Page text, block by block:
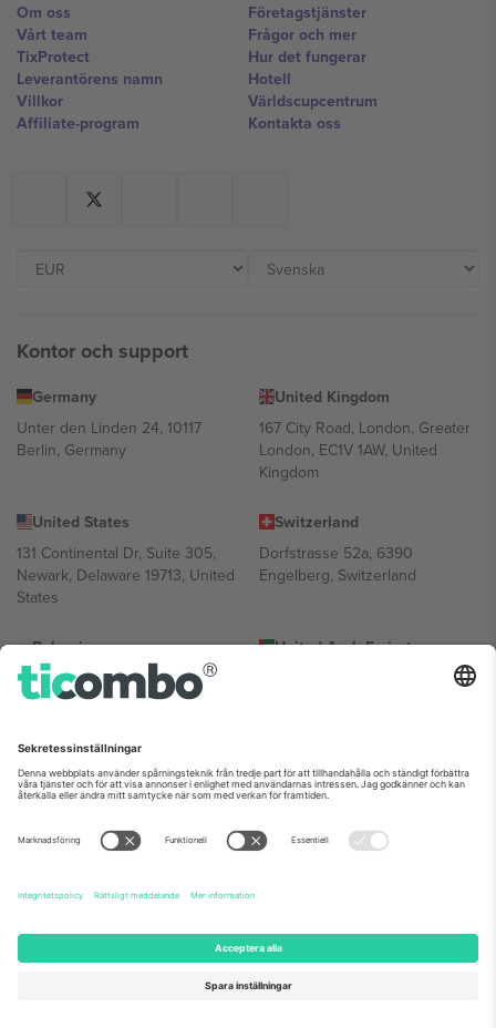
Om oss
Vårt team
TixProtect
Leverantörens namn
Villkor
Affiliate-program
Företagstjänster
Frågor och mer
Hur det fungerar
Hotell
Världscupcentrum
Kontakta oss
Kontor och support
Germany
Unter den Linden 24, 10117
Berlin, Germany
United Kingdom
167 City Road, London, Greater
London, EC1V 1AW, United
Kingdom
United States
131 Continental Dr, Suite 305,
Newark, Delaware 19713, United
States
Switzerland
Dorfstrasse 52a, 6390
Engelberg, Switzerland
Bulgaria
Regus Sofia City West, bul
Totleben 53-55, 1606 Sofia,
United Arab Emirates
UAE Dubai Silicon Oasis, DDP
Mexico
Av Chapultepec 360, Roma
Norte, Cuauhtémoc, 06700
Ciudad de México, CDMX,
plats, evenemang och/eller domän. För detaljer, se specifik
evenemangssida, avtryck och villkor.,Leverantörens namn
© 2026 Ticombo. Alla rättigheter förbehållna.